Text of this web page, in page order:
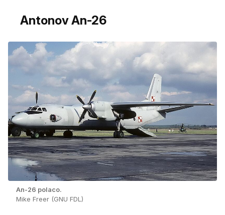
Antonov An-26
An-26 polaco.
Mike Freer (GNU FDL)